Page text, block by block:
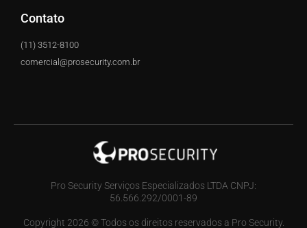
Contato
(11) 3512-8100
comercial@prosecurity.com.br
Pro Security Serviços Especializados LTDA CNPJ:
56.566.292/0001-89
Copyright 2026 © Todos os direitos reservados a Pro Security.